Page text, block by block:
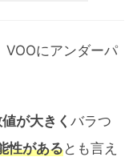
VOOにアンダーパ
が大きく バラつ
性があるとも言え